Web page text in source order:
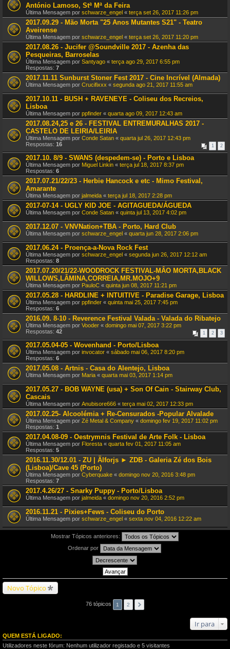
António Lamoso, Stª Mª da Feira
Última Mensagem por schwarze_engel « terça set 26, 2017 11:26 pm
2017.09.29 - Mão Morta "25 Anos Mutantes S21" - Teatro
Aveirense
Última Mensagem por schwarze_engel « terça set 26, 2017 11:20 pm
2017.08.26 - Jucifer @Soundville 2017 - Azenha das
Pesqueiras, Barroselas
Última Mensagem por Santyago « terça ago 29, 2017 6:55 pm
Respostas: 7
2017.11.11 Sunburst Stoner Fest 2017 - Cine Incrível (Almada)
Última Mensagem por Crucifixxx « segunda ago 21, 2017 11:55 am
2017.10.11 - BUSH + RAVENEYE - Coliseu dos Recreios,
Lisboa
Última Mensagem por ppfinder « quarta ago 09, 2017 12:43 am
2017.08.24,25 e 26 - FESTIVAL ENTREMURALHAS 2017 -
CASTELO DE LEIRIA/LEIRIA
Última Mensagem por Conde Satan « quarta jul 26, 2017 12:43 pm
Respostas: 16 1 2
2017.10. 8/9 - SWANS (despedem-se) - Porto e Lisboa
Última Mensagem por Miguel Linkin « terça jul 18, 2017 8:37 pm
Respostas: 6
2017.07.21/22/23 - Herbie Hancock e etc - Mimo Festival,
Amarante
Última Mensagem por jalmeida « terça jul 18, 2017 2:28 pm
2017-07-14 - UGLY KID JOE - AGITAGUEDA/ÁGUEDA
Última Mensagem por Conde Satan « quinta jul 13, 2017 4:02 pm
2017.12.07 - VNVNation+TBA - Porto, Hard Club
Última Mensagem por schwarze_engel « quarta jun 28, 2017 2:06 pm
2017.06.24 - Proença-a-Nova Rock Fest
Última Mensagem por schwarze_engel « segunda jun 26, 2017 12:12 am
Respostas: 8
2017.07.20/21/22-WOODROCK FESTIVAL-MÂO MORTA,BLACK
WILLOWS,LÂMINA,CORREIA,MR.MOJO+9
Última Mensagem por PauloC « quinta jun 08, 2017 11:21 pm
2017.05.28 - HARDLINE + INTUITIVE - Paradise Garage, Lisboa
Última Mensagem por ppfinder « quinta mai 25, 2017 7:45 pm
Respostas: 6
2016.09. 8-10 - Reverence Festival Valada - Valada do Ribatejo
Última Mensagem por Vooder « domingo mai 07, 2017 3:22 pm
Respostas: 42 1 2 3
2017.05.04-05 - Wovenhand - Porto/Lisboa
Última Mensagem por invocator « sábado mai 06, 2017 8:20 pm
Respostas: 6
2017.05.08 - Artnis - Casa do Alentejo, Lisboa
Última Mensagem por Maria « quarta mai 03, 2017 1:14 pm
2017.05.27 - BOB WAYNE (usa) + Son Of Cain - Stairway Club,
Cascais
Última Mensagem por Anubisore666 « terça mai 02, 2017 12:33 pm
2017.02.25- Alcoolémia + Re-Censurados -Popular Alvalade
Última Mensagem por Zé Metal & Company « domingo fev 19, 2017 11:02 pm
Respostas: 1
2017.04.08-09 - Oestrymnis Festival de Arte Folk - Lisboa
Última Mensagem por Floresta « quarta fev 01, 2017 11:05 am
Respostas: 5
2016.11.30/12.01 - ZU | Älforjs ► ZDB - Galeria Zé dos Bois
(Lisboa)/Cave 45 (Porto)
Última Mensagem por Cyberquake « domingo nov 20, 2016 3:48 pm
Respostas: 7
2017.4.26/27 - Snarky Puppy - Porto/Lisboa
Última Mensagem por jalmeida « domingo nov 20, 2016 2:52 pm
2016.11.21 - Pixies+Fews - Coliseu do Porto
Última Mensagem por schwarze_engel « sexta nov 04, 2016 12:22 am
Mostrar Tópicos anteriores:
Ordenar por
Novo Tópico
76 tópicos 1 2
Ir para
QUEM ESTÁ LIGADO:
Utilizadores neste fórum: Nenhum utilizador registado e 5 visitantes